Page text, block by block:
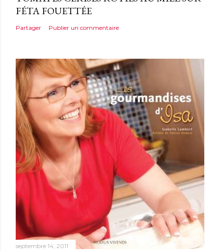
FÉTA FOUETTÉE
Partager Publier un commentaire
septembre 14, 2011